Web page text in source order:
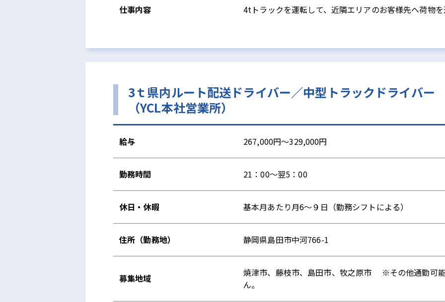
仕事内容 4tトラックを運転して、近隣エリアのお客様先へ荷物
3ｔ県内ルート配送ドライバー／中型トラックドライバー
（YCL本社営業所）
給与 267,000円～329,000円
勤務時間 21：00～翌5：00
休日・休暇 基本月あたり月6～９日（勤務シフトによる）
住所（勤務地） 静岡県島田市中河766-1
募集地域
焼津市、藤枝市、島田市、牧之原市 ※その他通勤可
ん。